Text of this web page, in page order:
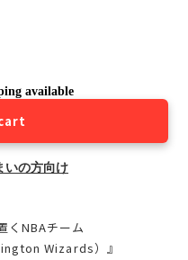
available
いの方向け
くNBAチーム
Wizards）』